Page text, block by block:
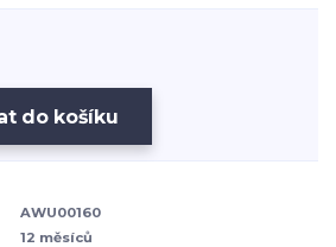
do košíku
AWU00160
12 měsíců